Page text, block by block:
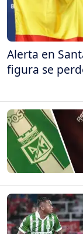
Alerta en
figura se